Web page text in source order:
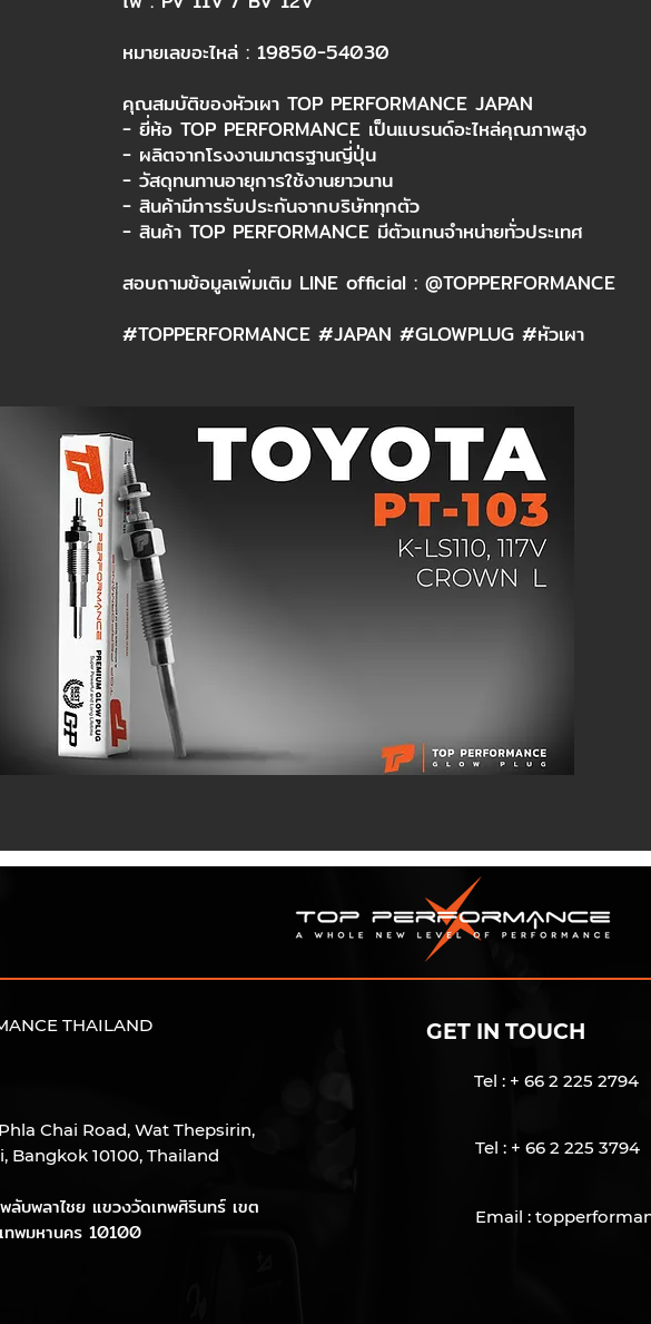
หมายเลขอะไหล่ : 19850-54030​
คุณสมบัติของหัวเผา TOP PERFORMANCE JAPAN​
- ยี่ห้อ TOP PERFORMANCE เป็นแบรนด์อะไหล่คุณภาพสูง​
- ผลิตจากโรงงานมาตรฐานญี่ปุ่น​
- วัสดุทนทานอายุการใช้งานยาวนาน​
- สินค้ามีการรับประกันจากบริษัททุกตัว​
- สินค้า TOP PERFORMANCE มีตัวแทนจำหน่ายทั่วประเทศ​
สอบถามข้อมูลเพิ่มเติม LINE official : @TOPPERFORMANCE​
#TOPPERFORMANCE #JAPAN #GLOWPLUG #หัวเผา
THAILAND
Chai Road, Wat Thepsirin,
Bangkok 10100, Thailand
บพลาไชย แขวงวัดเทพศิรินทร์ เขต
ทพมหานคร 10100
GET IN TOUCH
Tel : + 66 2 225 2794
Tel : + 66 2 225 3794
Email :